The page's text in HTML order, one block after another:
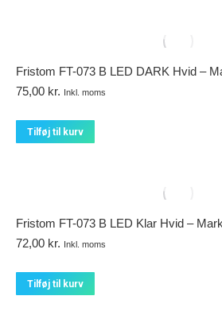
Fristom FT-073 B LED DARK Hvid –
75,00 kr. Inkl. moms
Tilføj til kurv
Fristom FT-073 B LED Klar Hvid –
72,00 kr. Inkl. moms
Tilføj til kurv